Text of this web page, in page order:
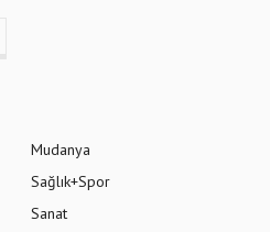
Mudanya
Sağlık+Spor
Sanat